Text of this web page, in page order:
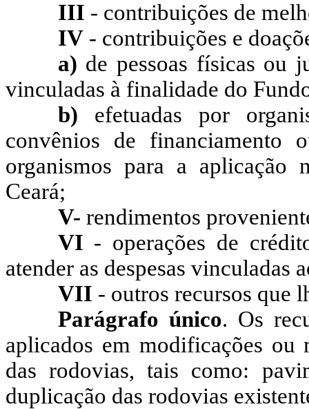
III - contribuições de
IV- contribuições e
a) de pessoas físicas ou
vinculadas à finalidade do
b) efetuadas por
convênios de financiamento
organismos para a aplicação
Ceará;
V- rendimentos
VI - operações de
atender as despesas vinculadas
VII - outros recursos que
Parágrafo único. Os
aplicados em modificações ou
das rodovias, tais como:
duplicação das rodovias